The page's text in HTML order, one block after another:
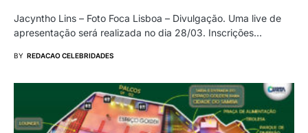
Jacyntho Lins – Foto Foca Lisboa – Divulgação. Uma live de
apresentação será realizada no dia 28/03. Inscrições…
BY REDACAO CELEBRIDADES